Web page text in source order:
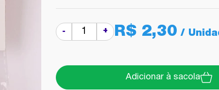
- + R$ 2,30
Adicionar à sacola